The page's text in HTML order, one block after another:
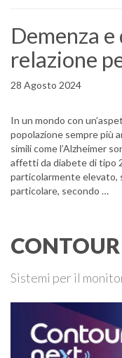
Demenza
relazione
28 Agosto 2024
In un mondo con
popolazione sempre più
simili come l’Alzheimer
affetti da diabete di tipo
particolarmente elevato,
particolare, secondo …
CONTOUR
Sistemi per il